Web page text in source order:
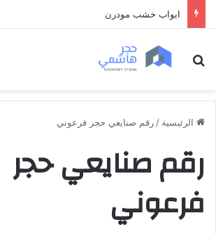
ابواب خشب مودرن
بحث عن
الرئيسية / رقم صنايعي حجر فرعوني
رقم صنايعي حجر
فرعوني